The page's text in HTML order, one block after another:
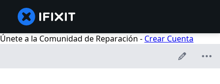
Únete a la Comunidad de Reparación - Crear Cuenta